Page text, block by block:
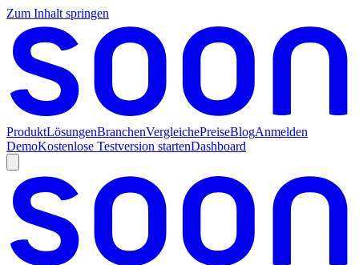
Zum Inhalt springen
ProduktLösungenBranchenVergleichePreiseBlogAnmelden
DemoKostenlose Testversion startenDashboard